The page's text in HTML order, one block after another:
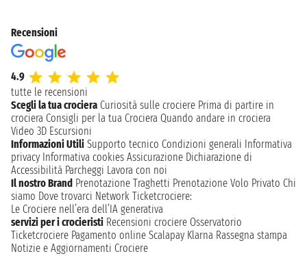
Recensioni
4.9
tutte le recensioni
Scegli la tua crociera Curiosità sulle crociere Prima di partire in
crociera Consigli per la tua Crociera Quando andare in crociera
Video 3D Escursioni
Informazioni Utili Supporto tecnico Condizioni generali Informativa
privacy Informativa cookies Assicurazione Dichiarazione di
Accessibilità Parcheggi Lavora con noi
Il nostro Brand Prenotazione Traghetti Prenotazione Volo Privato Chi
siamo Dove trovarci Network Ticketcrociere:
Le Crociere nell’era dell’IA generativa
servizi per i crocieristi Recensioni crociere Osservatorio
Ticketcrociere Pagamento online Scalapay Klarna Rassegna stampa
Notizie e Aggiornamenti Crociere